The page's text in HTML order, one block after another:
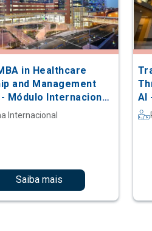
in Healthcare
and Management
Módulo Internacional
Internacional
Saiba mais
AI